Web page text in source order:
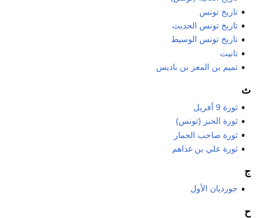
تاريخ تونس
تاريخ تونس الحديث
تاريخ تونس الوسيط
تانيت
تميم بن المعز بن باديس
ث
ثورة 9 أفريل
ثورة الخبز (تونس)
ثورة صاحب الحمار
ثورة علي بن غذاهم
ج
جورديان الأول
ح